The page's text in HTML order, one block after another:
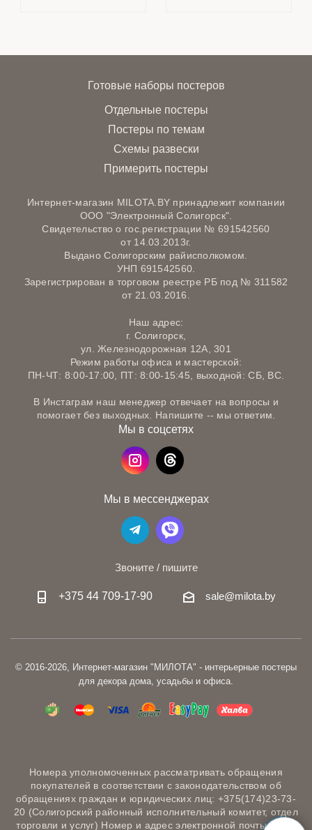
Готовые наборы постеров
Отдельные постеры
Постеры по темам
Схемы развески
Примерить постеры
Интернет-магазин MILOTA.BY принадлежит компании
ООО "Электронный Солигорск".
Свидетельство о гос.регистрации № 691542560
от 14.03.2013г.
Выдано Солигорским райисполкомом.
УНП 691542560.
Зарегистрирован в торговом реестре РБ под № 311582
от 21.03.2016.
Наш адрес:
г. Солигорск,
ул. Железнодорожная 12А, 301
Режим работы офиса и мастерской:
ПН-ЧТ: 8:00-17:00, ПТ: 8:00-15:45, выходной: СБ, ВС.
В Инстаграм наш менеджер отвечает на вопросы и
помогает без выходных. Напишите -- мы ответим.
Мы в соцсетях
Мы в мессенджерах
Звоните / пишите
+375 44 709-17-90 sale@milota.by
© 2016-2026, Интернет-магазин "МИЛОТА" - интерьерные постеры
для декора дома, усадьбы и офиса.
Номера уполномоченных рассматривать обращения
покупателей в соответствии с законодательством об
обращениях граждан и юридических лиц: +375(174)23-73-
20 (Солигорский районный исполнительный комитет, отдел
торговли и услуг) Номер и адрес электронной почты лица,